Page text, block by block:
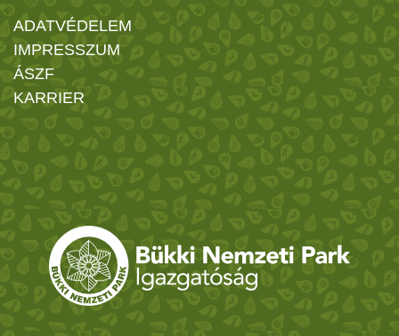
ADATVÉDELEM
IMPRESSZUM
ÁSZF
KARRIER